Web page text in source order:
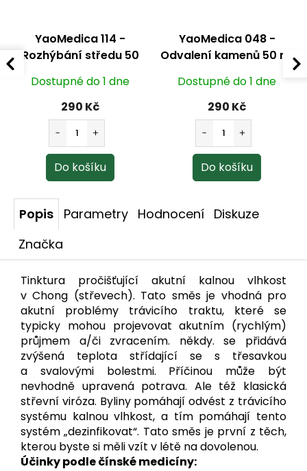
YaoMedica 114 -
Rozhýbání středu 50
Dostupné do 1 dne
290 Kč
YaoMedica 048 -
Odvalení kamenů 50 ml
Dostupné do 1 dne
290 Kč
Popis Parametry Hodnocení Diskuze
Značka
Tinktura pročišťující akutní kalnou vlhkost
v Chong (střevech). Tato směs je vhodná pro
akutní problémy trávicího traktu, které se
typicky mohou projevovat akutním (rychlým)
průjmem a/či zvracením. někdy. se přidává
zvýšená teplota střídající se s třesavkou
a svalovými bolestmi. Příčinou může být
nevhodně upravená potrava. Ale též klasická
střevní viróza. Byliny pomáhají odvést z trávicího
systému kalnou vlhkost, a tím pomáhají tento
systém „dezinfikovat“. Tato směs je první z těch,
kterou byste si měli vzít v létě na dovolenou.
Účinky podle čínské medicíny: